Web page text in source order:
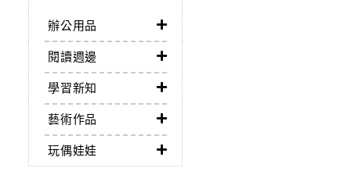
辦公用品
閱讀週邊
學習新知
藝術作品
玩偶娃娃